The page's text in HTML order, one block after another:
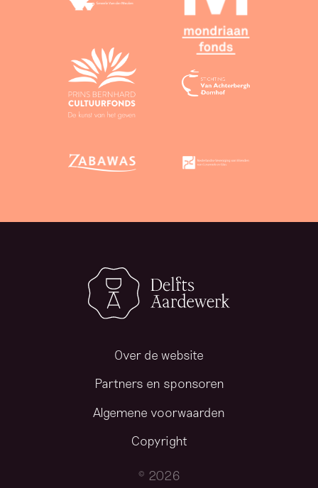
Over de website
Partners en sponsoren
Algemene voorwaarden
Copyright
© 2026